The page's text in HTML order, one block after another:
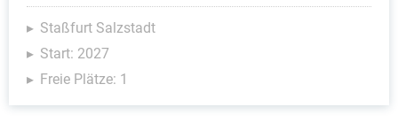
Staßfurt Salzstadt
Start: 2027
Freie Plätze: 1